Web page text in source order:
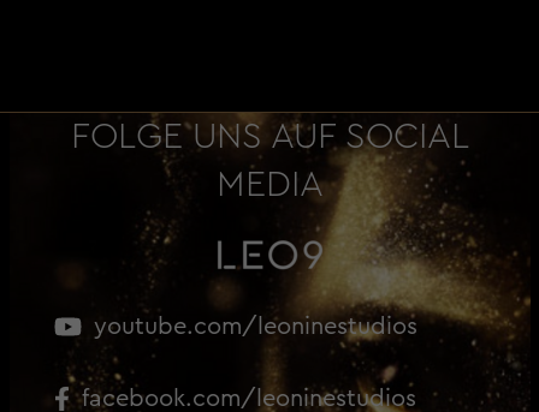
FOLGE UNS AUF SOCIAL
MEDIA
youtube.com/leoninestudios
facebook.com/leoninestudios